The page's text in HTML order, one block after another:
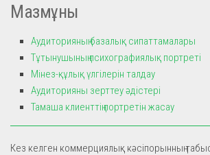
Мазмұны
Аудиторияның базалық сипаттамалары
Тұтынушының психографиялық портреті
Мінез-құлық үлгілерін талдау
Аудиторияны зерттеу әдістері
Тамаша клиенттің портретін жасау
Кез келген коммерциялық кәсіпорынның